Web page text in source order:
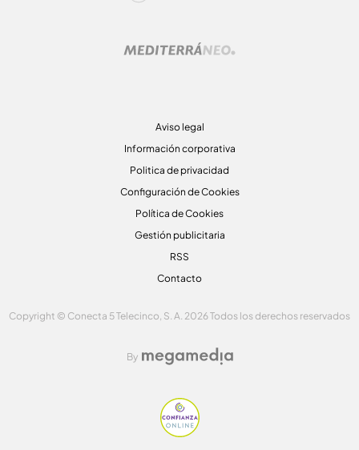
Aviso legal
Información corporativa
Politica de privacidad
Configuración de Cookies
Política de Cookies
Gestión publicitaria
RSS
Contacto
Copyright © Conecta 5 Telecinco, S. A. 2026 Todos los derechos reservados
By